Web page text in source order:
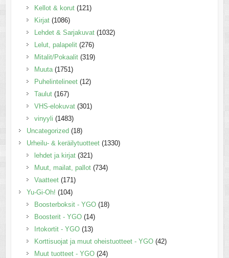
Kellot & korut (121)
Kirjat (1086)
Lehdet & Sarjakuvat (1032)
Lelut, palapelit (276)
Mitalit/Pokaalit (319)
Muuta (1751)
Puhelintelineet (12)
Taulut (167)
VHS-elokuvat (301)
vinyyli (1483)
Uncategorized (18)
Urheilu- & keräilytuotteet (1330)
lehdet ja kirjat (321)
Muut, mailat, pallot (734)
Vaatteet (171)
Yu-Gi-Oh! (104)
Boosterboksit - YGO (18)
Boosterit - YGO (14)
Irtokortit - YGO (13)
Korttisuojat ja muut oheistuotteet - YGO (42)
Muut tuotteet - YGO (24)